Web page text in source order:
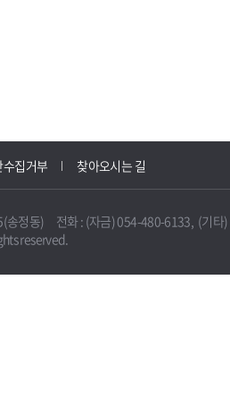
집거부 찾아오시는 길
송정동) 전화 : (자금) 054-480-6133, (기타
reserved.